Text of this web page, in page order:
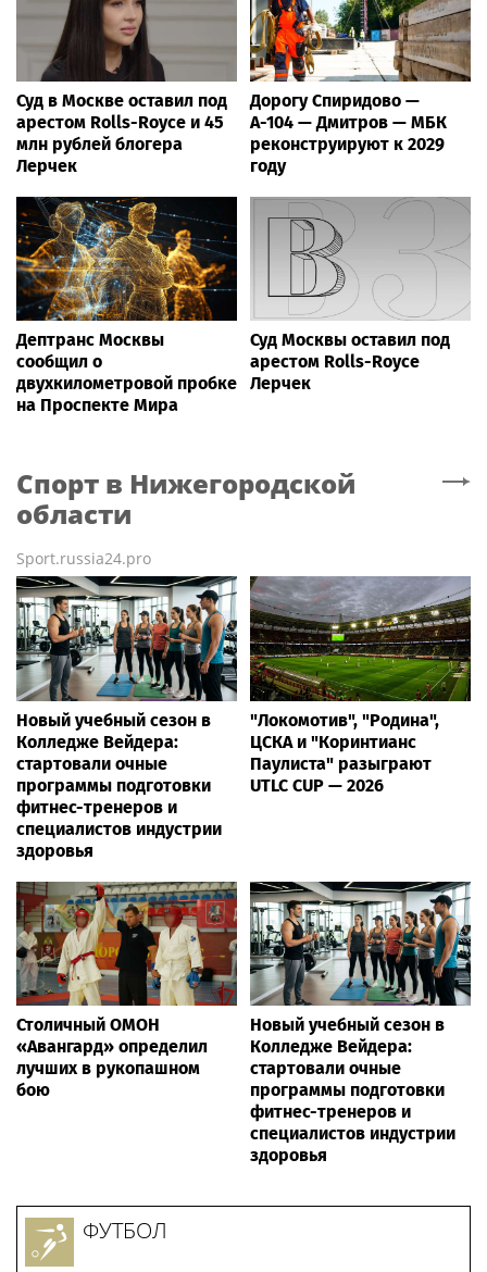
Суд в Москве оставил под
арестом Rolls-Royce и 45
млн рублей блогера
Лерчек
Дорогу Спиридово —
А-104 — Дмитров — МБК
реконструируют к 2029
году
Дептранс Москвы
сообщил о
двухкилометровой пробке
на Проспекте Мира
Суд Москвы оставил под
арестом Rolls-Royce
Лерчек
Спорт в Нижегородской
области
Sport.russia24.pro
Новый учебный сезон в
Колледже Вейдера:
стартовали очные
программы подготовки
фитнес-тренеров и
специалистов индустрии
здоровья
"Локомотив", "Родина",
ЦСКА и "Коринтианс
Паулиста" разыграют
UTLC CUP — 2026
Столичный ОМОН
«Авангард» определил
лучших в рукопашном
бою
Новый учебный сезон в
Колледже Вейдера:
стартовали очные
программы подготовки
фитнес-тренеров и
специалистов индустрии
здоровья
ФУТБОЛ